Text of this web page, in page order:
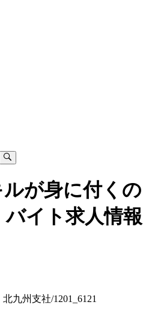
が身に付く の
イト求人情報
九州支社/1201_6121